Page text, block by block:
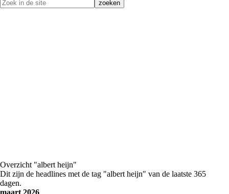
Overzicht "albert heijn"
Dit zijn de headlines met de tag "albert heijn" van de laatste 365
dagen.
maart 2026